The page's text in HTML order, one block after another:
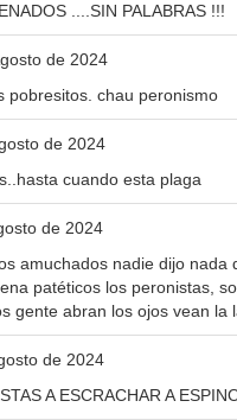
....SIN PALABRAS !!!
de 2024
pobresitos. chau peronismo
de 2024
cuando esta plaga
de 2024
amuchados nadie dijo
patéticos los peronistas,
gente abran los ojos vean
de 2024
A ESCRACHAR A